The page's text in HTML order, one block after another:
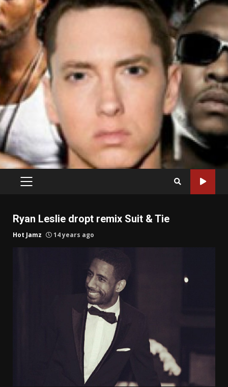
PRIMARY
Ryan Leslie dropt remix Suit & Tie
Hot Jamz 14 years ago